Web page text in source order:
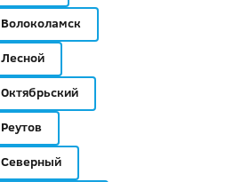
Волоколамск
Лесной
Октябрьский
Реутов
Северный